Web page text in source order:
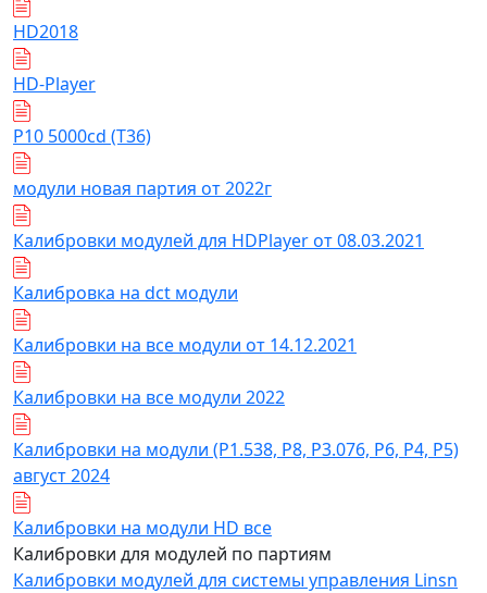
HD2018
HD-Player
Р10 5000cd (Т36)
модули новая партия от 2022г
Калибровки модулей для HDPlayer от 08.03.2021
Калибровка на dct модули
Калибровки на все модули от 14.12.2021
Калибровки на все модули 2022
Калибровки на модули (Р1.538, Р8, Р3.076, Р6, Р4, Р5)
август 2024
Калибровки на модули HD все
Калибровки для модулей по партиям
Калибровки модулей для системы управления Linsn